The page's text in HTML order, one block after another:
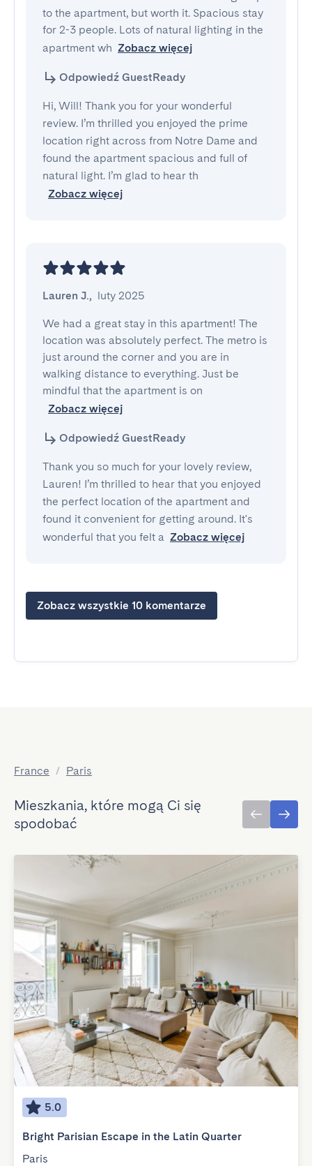
to the apartment, but worth it. Spacious stay
for 2-3 people. Lots of natural lighting in the
apartment wh Zobacz więcej
Odpowiedź GuestReady
Hi, Will! Thank you for your wonderful
review. I’m thrilled you enjoyed the prime
location right across from Notre Dame and
found the apartment spacious and full of
natural light. I’m glad to hear th
Zobacz więcej
Lauren J., luty 2025
We had a great stay in this apartment! The
location was absolutely perfect. The metro is
just around the corner and you are in
walking distance to everything. Just be
mindful that the apartment is on
Zobacz więcej
Odpowiedź GuestReady
Thank you so much for your lovely review,
Lauren! I’m thrilled to hear that you enjoyed
the perfect location of the apartment and
found it convenient for getting around. It's
wonderful that you felt a Zobacz więcej
Zobacz wszystkie 10 komentarze
France / Paris
Mieszkania, które mogą Ci się
spodobać
5.0
Bright Parisian Escape in the Latin Quarter
Paris